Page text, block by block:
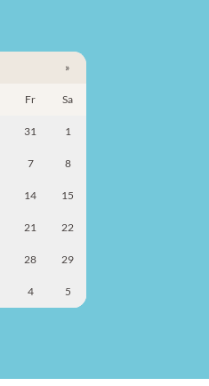
»
Fr Sa
31 1
7 8
14 15
21 22
28 29
4 5